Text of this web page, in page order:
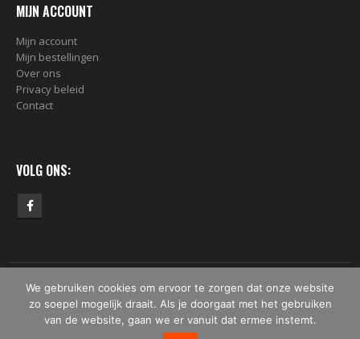
MIJN ACCOUNT
Mijn account
Mijn bestellingen
Over ons
Privacy beleid
Contact
VOLG ONS:
© Copyright 2019 - 2026 - Bomber.nl. Alle rechten voorbehouden.
We gebruiken cookies om ervoor te zorgen dat onze website
zo soepel mogelijk draait. Als je doorgaat met het gebruiken
van de website, gaan we er vanuit dat ermee instemt.